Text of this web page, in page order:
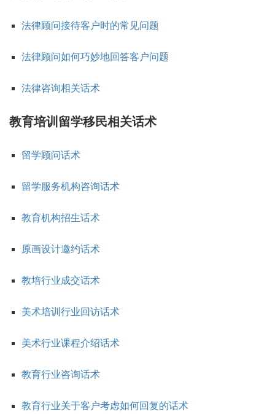
法律顾问接待客户时的常见问题
法律顾问如何巧妙地回答客户问题
法律咨询相关话术
教育培训留学移民相关话术
留学顾问话术
留学服务机构咨询话术
教育机构招生话术
原画设计邀约话术
教培行业成交话术
美术培训行业回访话术
美术行业课程介绍话术
教育行业咨询话术
教育行业关于客户考虑如何回复的话术